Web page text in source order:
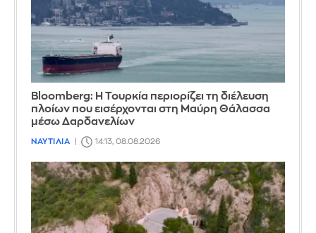
Bloomberg: Η Τουρκία περιορίζει τη διέλευση
πλοίων που εισέρχονται στη Μαύρη Θάλασσα
μέσω Δαρδανελίων
ΝΑΥΤΙΛΙΑ 14:13, 08.08.2026